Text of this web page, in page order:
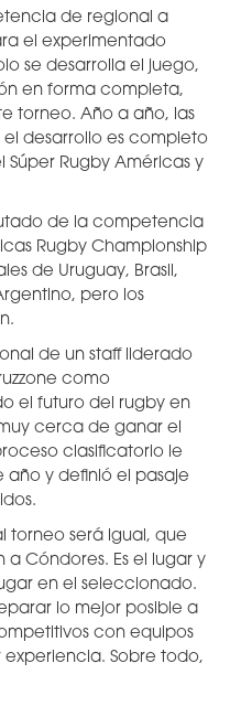
de regional a
el experimentado
se desarrolla el juego,
en forma completa,
torneo. Año a año, las
desarrollo es completo
Súper Rugby Américas y
de la competencia
Rugby Championship
de Uruguay, Brasil,
pero los
de un staff liderado
como
el futuro del rugby en
cerca de ganar el
clasificatorio le
año y definió el pasaje
torneo será igual, que
Cóndores. Es el lugar y
en el seleccionado.
lo mejor posible a
con equipos
Sobre todo,